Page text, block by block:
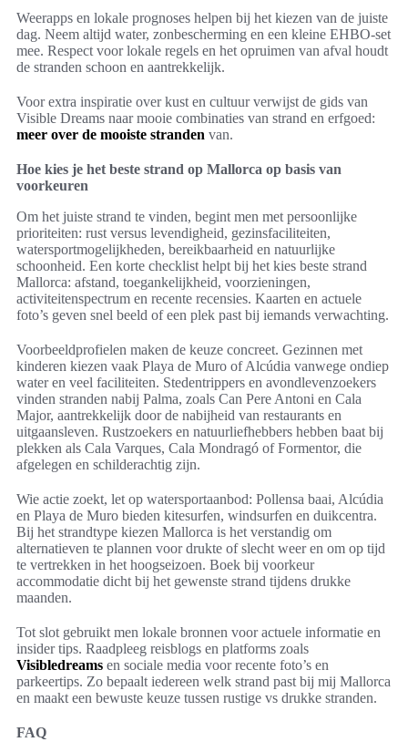
Weerapps en lokale prognoses helpen bij het kiezen van de juiste
dag. Neem altijd water, zonbescherming en een kleine EHBO-set
mee. Respect voor lokale regels en het opruimen van afval houdt
de stranden schoon en aantrekkelijk.
Voor extra inspiratie over kust en cultuur verwijst de gids van
Visible Dreams naar mooie combinaties van strand en erfgoed:
meer over de mooiste stranden van.
Hoe kies je het beste strand op Mallorca op basis van
voorkeuren
Om het juiste strand te vinden, begint men met persoonlijke
prioriteiten: rust versus levendigheid, gezinsfaciliteiten,
watersportmogelijkheden, bereikbaarheid en natuurlijke
schoonheid. Een korte checklist helpt bij het kies beste strand
Mallorca: afstand, toegankelijkheid, voorzieningen,
activiteitenspectrum en recente recensies. Kaarten en actuele
foto’s geven snel beeld of een plek past bij iemands verwachting.
Voorbeeldprofielen maken de keuze concreet. Gezinnen met
kinderen kiezen vaak Playa de Muro of Alcúdia vanwege ondiep
water en veel faciliteiten. Stedentrippers en avondlevenzoekers
vinden stranden nabij Palma, zoals Can Pere Antoni en Cala
Major, aantrekkelijk door de nabijheid van restaurants en
uitgaansleven. Rustzoekers en natuurliefhebbers hebben baat bij
plekken als Cala Varques, Cala Mondragó of Formentor, die
afgelegen en schilderachtig zijn.
Wie actie zoekt, let op watersportaanbod: Pollensa baai, Alcúdia
en Playa de Muro bieden kitesurfen, windsurfen en duikcentra.
Bij het strandtype kiezen Mallorca is het verstandig om
alternatieven te plannen voor drukte of slecht weer en om op tijd
te vertrekken in het hoogseizoen. Boek bij voorkeur
accommodatie dicht bij het gewenste strand tijdens drukke
maanden.
Tot slot gebruikt men lokale bronnen voor actuele informatie en
insider tips. Raadpleeg reisblogs en platforms zoals
Visibledreams en sociale media voor recente foto’s en
parkeertips. Zo bepaalt iedereen welk strand past bij mij Mallorca
en maakt een bewuste keuze tussen rustige vs drukke stranden.
FAQ